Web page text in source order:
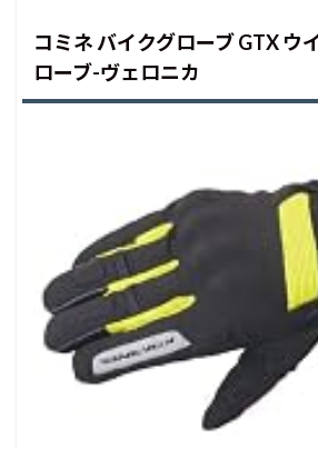
コミネ バイクグローブ GTX ウ
ローブ-ヴェロニカ